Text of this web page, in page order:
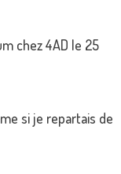
chez 4AD le 25
si je repartais de